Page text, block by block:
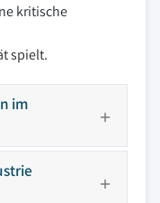
kritische
spielt.
im